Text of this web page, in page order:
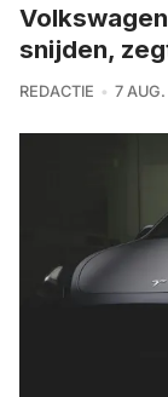
snijden,
REDACTIE 7